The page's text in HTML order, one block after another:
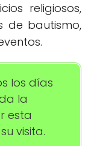
religiosos,
de bautismo,
los días
la
esta
visita.